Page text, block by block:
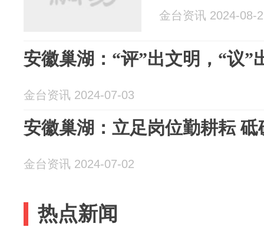
金台资讯 2024-08-
安徽巢湖：“评”出文明，“议”
金台资讯 2024-07-03
安徽巢湖：立足岗位勤耕耘
金台资讯 2024-07-02
热点新闻